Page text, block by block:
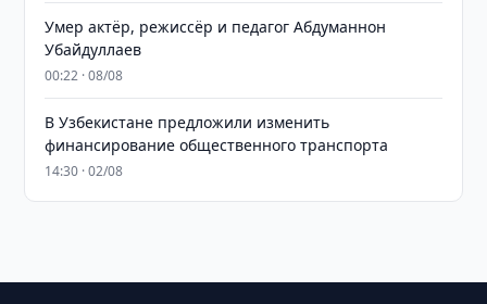
Умер актёр, режиссёр и педагог Абдуманнон
Убайдуллаев
00:22 · 08/08
В Узбекистане предложили изменить
финансирование общественного транспорта
14:30 · 02/08